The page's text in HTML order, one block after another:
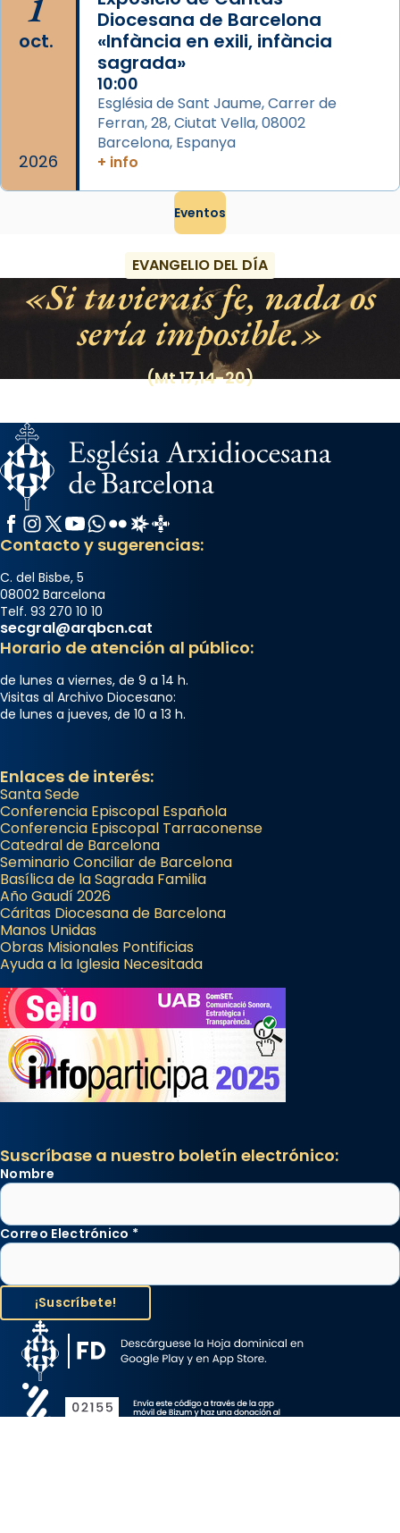
oct.
2026
Diocesana de Barcelona
«Infància en exili, infància
sagrada»
10:00
Església de Sant Jaume, Carrer de
Ferran, 28, Ciutat Vella, 08002
Barcelona, Espanya
+ info
Eventos
EVANGELIO DEL DÍA
Si tuvierais fe, nada os
sería imposible.
(Mt 17,14-20)
Facebook
Instagram
X / Twitter
YouTube
WhatsApp
FlickrRadio Estel
Catalunya Cristiana
Contacto y sugerencias:
C. del Bisbe, 5
08002 Barcelona
Telf. 93 270 10 10
secgral@arqbcn.cat
Horario de atención al público:
de lunes a viernes, de 9 a 14 h.
Visitas al Archivo Diocesano:
de lunes a jueves, de 10 a 13 h.
Enlaces de interés:
Santa Sede
Conferencia Episcopal Española
Conferencia Episcopal Tarraconense
Catedral de Barcelona
Seminario Conciliar de Barcelona
Basílica de la Sagrada Familia
Año Gaudí 2026
Cáritas Diocesana de Barcelona
Manos Unidas
Obras Misionales Pontificias
Ayuda a la Iglesia Necesitada
Suscríbase a nuestro boletín electrónico:
Nombre
Correo Electrónico *